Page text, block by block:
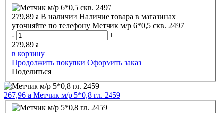
279,89 a В наличии Наличие товара в магазинах
уточняйте по телефону
Метчик м/р 6*0,5 скв. 2497
-
+
279,89 a
в корзину
Продолжить покупки Оформить заказ
Поделиться
267,96 a Метчик м/р 5*0,8 гл. 2459